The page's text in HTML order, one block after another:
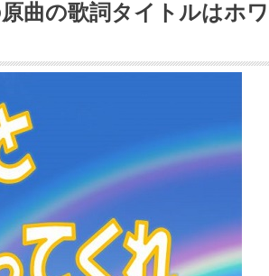
曲の歌詞タイトルはホワ